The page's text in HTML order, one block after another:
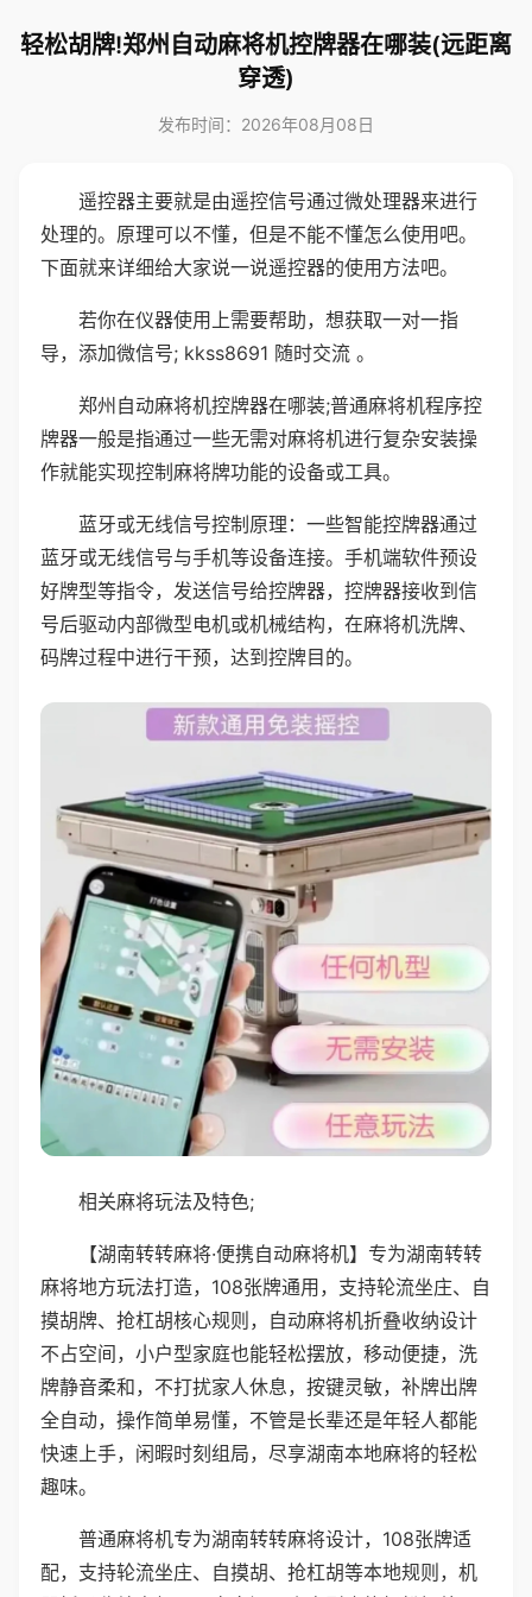
轻松胡牌!郑州自动麻将机控牌器在哪装(远距离
穿透)
发布时间：2026年08月08日
遥控器主要就是由遥控信号通过微处理器来进行
处理的。原理可以不懂，但是不能不懂怎么使用吧。
下面就来详细给大家说一说遥控器的使用方法吧。
若你在仪器使用上需要帮助，想获取一对一指
导，添加微信号; kkss8691 随时交流 。
郑州自动麻将机控牌器在哪装;普通麻将机程序控
牌器一般是指通过一些无需对麻将机进行复杂安装操
作就能实现控制麻将牌功能的设备或工具。
蓝牙或无线信号控制原理：一些智能控牌器通过
蓝牙或无线信号与手机等设备连接。手机端软件预设
好牌型等指令，发送信号给控牌器，控牌器接收到信
号后驱动内部微型电机或机械结构，在麻将机洗牌、
码牌过程中进行干预，达到控牌目的。
相关麻将玩法及特色;
【湖南转转麻将·便携自动麻将机】专为湖南转转
麻将地方玩法打造，108张牌通用，支持轮流坐庄、自
摸胡牌、抢杠胡核心规则，自动麻将机折叠收纳设计
不占空间，小户型家庭也能轻松摆放，移动便捷，洗
牌静音柔和，不打扰家人休息，按键灵敏，补牌出牌
全自动，操作简单易懂，不管是长辈还是年轻人都能
快速上手，闲暇时刻组局，尽享湖南本地麻将的轻松
趣味。
普通麻将机专为湖南转转麻将设计，108张牌适
配，支持轮流坐庄、自摸胡、抢杠胡等本地规则，机